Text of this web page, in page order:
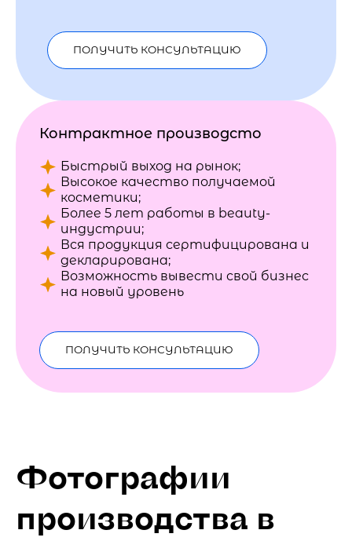
ПОЛУЧИТЬ КОНСУЛЬТАЦИЮ
Контрактное производсто
Быстрый выход на рынок;
Высокое качество получаемой
косметики;
Более 5 лет работы в beauty-
индустрии;
Вся продукция сертифицирована и
декларирована;
Возможность вывести свой бизнес
на новый уровень
ПОЛУЧИТЬ КОНСУЛЬТАЦИЮ
Фотографии
производства в